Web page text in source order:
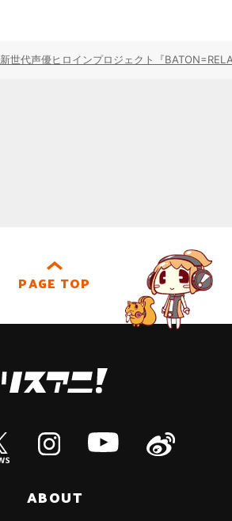
新世代声優ヒロインプロジェクト『
PAGE TOP
ABOUT